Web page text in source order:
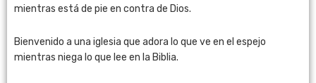
mientras está de pie en contra de Dios.
Bienvenido a una iglesia que adora lo que ve en el espejo
mientras niega lo que lee en la Biblia.